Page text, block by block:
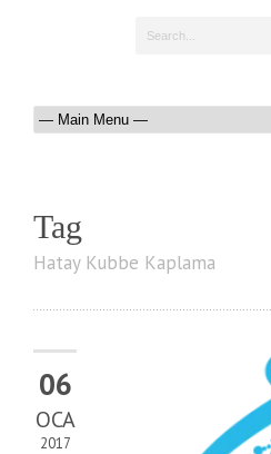
Tag
Hatay Kubbe Kaplama
06
OCA
2017